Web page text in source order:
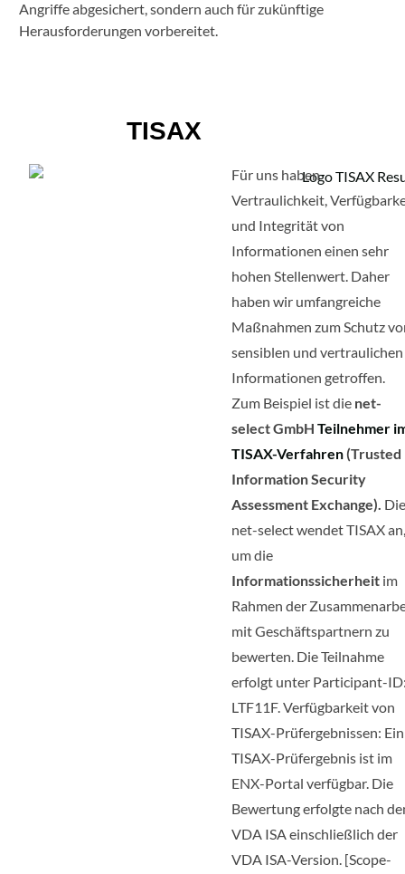
Angriffe abgesichert, sondern auch für zukünftige
Herausforderungen vorbereitet.
TISAX
Für uns haben
Vertraulichkeit,
und Integrität von
Informationen einen sehr
hohen Stellenwert. Daher
haben wir umfangreiche
Maßnahmen zum Schutz
sensiblen und vertraulichen
Informationen getroffen.
Zum Beispiel ist die net-
select GmbH Teilnehmer
TISAX-Verfahren(Trusted
Information Security
Assessment Exchange). Die
net-select wendet TISAX an,
um die
Informationssicherheit im
Rahmen der
mit Geschäftspartnern zu
bewerten. Die Teilnahme
erfolgt unter Participant-
LTF11F. Verfügbarkeit von
TISAX-Prüfergebnissen: Ein
TISAX-Prüfergebnis ist im
ENX-Portal verfügbar. Die
Bewertung erfolgte nach
VDA ISA einschließlich der
VDA ISA-Version. [Scope-